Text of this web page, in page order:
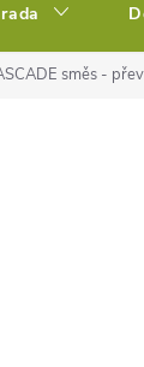
směs -